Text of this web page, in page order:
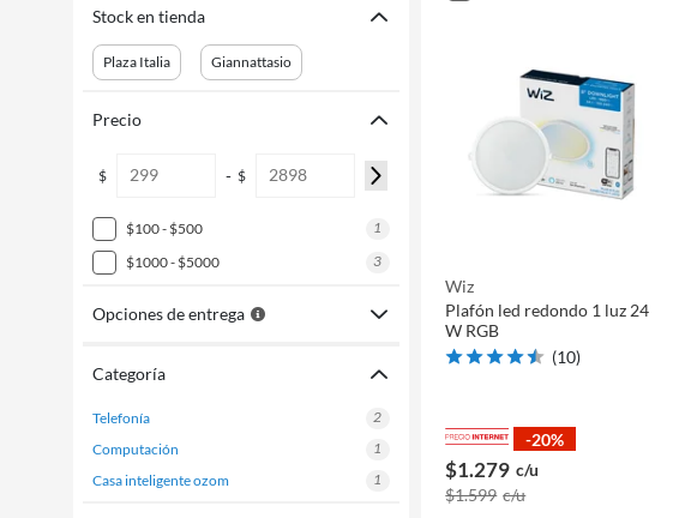
Stock en tienda
Plaza Italia Giannattasio
Precio
$ - $
$100 - $500
1
$1000 - $5000
3
Opciones de entrega
Categoría
telefonía
2
computación
1
casa inteligente ozom
1
Wiz
Plafón led redondo 1 luz 24
W RGB
(10)
-20%
$1.279 c/u
$1.599 c/u